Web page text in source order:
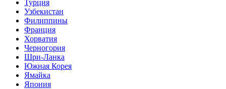
Турция
Узбекистан
Филиппины
Франция
Хорватия
Черногория
Шри-Ланка
Южная Корея
Ямайка
Япония